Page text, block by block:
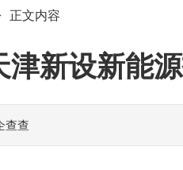
正文内容
津新设新能
查查